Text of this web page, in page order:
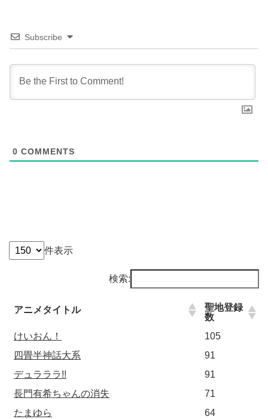
Subscribe
0 COMMENTS
件表示
検索:
アニメタイトル
聖地登録
数
けいおん！
105
四畳半神話大系
91
デュラララ!!
91
長門有希ちゃんの消失
71
たまゆら
64